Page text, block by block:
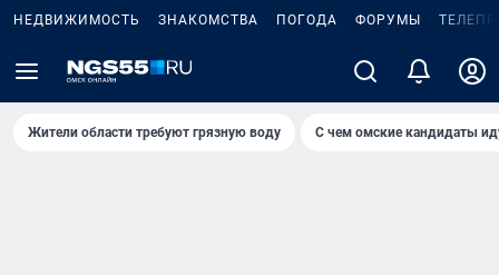
НЕДВИЖИМОСТЬ ЗНАКОМСТВА ПОГОДА ФОРУМЫ
Жители области требуют грязную воду С чем омские кандидаты